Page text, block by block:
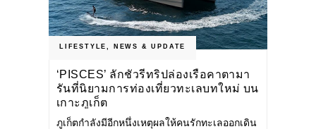
LIFESTYLE NEWS & UPDATE
‘PISCES’ ลักชัวรีทริปล่องเรือคาตามา
รันที่นิยามการท่องเที่ยวทะเลบทใหม่ บน
เกาะภูเก็ต
ภูเก็ตกำลังมีอีกหนึ่งเหตุผลให้คนรักทะเลออกเดิน